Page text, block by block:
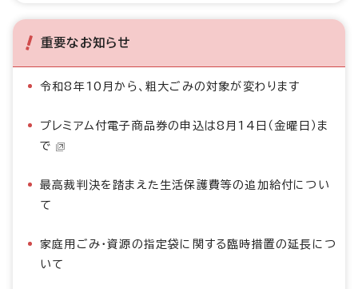
重要なお知らせ
令和8年10月から、粗大ごみの対象が変わります
プレミアム付電子商品券の申込は8月14日（金曜日）ま
で
最高裁判決を踏まえた生活保護費等の追加給付につい
て
家庭用ごみ・資源の指定袋に関する臨時措置の延長につ
いて